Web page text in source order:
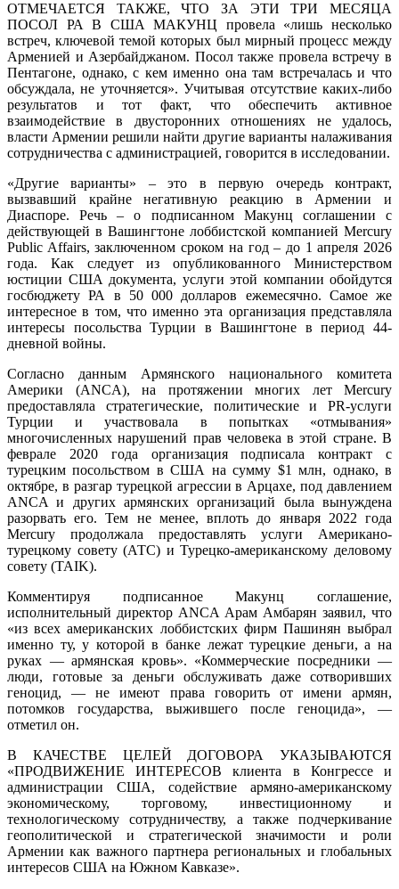
ОТМЕЧАЕТСЯ ТАКЖЕ, ЧТО ЗА ЭТИ ТРИ МЕСЯЦА
ПОСОЛ РА В США МАКУНЦ провела «лишь несколько
встреч, ключевой темой которых был мирный процесс между
Арменией и Азербайджаном. Посол также провела встречу в
Пентагоне, однако, с кем именно она там встречалась и что
обсуждала, не уточняется». Учитывая отсутствие каких-либо
результатов и тот факт, что обеспечить активное
взаимодействие в двусторонних отношениях не удалось,
власти Армении решили найти другие варианты налаживания
сотрудничества с администрацией, говорится в исследовании.
«Другие варианты» – это в первую очередь контракт,
вызвавший крайне негативную реакцию в Армении и
Диаспоре. Речь – о подписанном Макунц соглашении с
действующей в Вашингтоне лоббистской компанией Mercury
Public Affairs, заключенном сроком на год – до 1 апреля 2026
года. Как следует из опубликованного Министерством
юстиции США документа, услуги этой компании обойдутся
госбюджету РА в 50 000 долларов ежемесячно. Самое же
интересное в том, что именно эта организация представляла
интересы посольства Турции в Вашингтоне в период 44-
дневной войны.
Согласно данным Армянского национального комитета
Америки (ANCA), на протяжении многих лет Mercury
предоставляла стратегические, политические и PR-услуги
Турции и участвовала в попытках «отмывания»
многочисленных нарушений прав человека в этой стране. В
феврале 2020 года организация подписала контракт с
турецким посольством в США на сумму $1 млн, однако, в
октябре, в разгар турецкой агрессии в Арцахе, под давлением
ANCA и других армянских организаций была вынуждена
разорвать его. Тем не менее, вплоть до января 2022 года
Mercury продолжала предоставлять услуги Американо-
турецкому совету (АТС) и Турецко-американскому деловому
совету (TAIK).
Комментируя подписанное Макунц соглашение,
исполнительный директор ANCA Арам Амбарян заявил, что
«из всех американских лоббистских фирм Пашинян выбрал
именно ту, у которой в банке лежат турецкие деньги, а на
руках — армянская кровь». «Коммерческие посредники —
люди, готовые за деньги обслуживать даже сотворивших
геноцид, — не имеют права говорить от имени армян,
потомков государства, выжившего после геноцида», —
отметил он.
В КАЧЕСТВЕ ЦЕЛЕЙ ДОГОВОРА УКАЗЫВАЮТСЯ
«ПРОДВИЖЕНИЕ ИНТЕРЕСОВ клиента в Конгрессе и
администрации США, содействие армяно-американскому
экономическому, торговому, инвестиционному и
технологическому сотрудничеству, а также подчеркивание
геополитической и стратегической значимости и роли
Армении как важного партнера региональных и глобальных
интересов США на Южном Кавказе».